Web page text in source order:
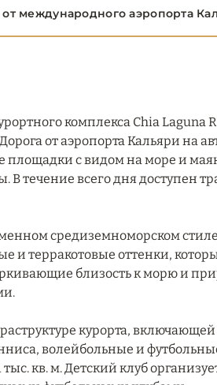
от международного аэропорта
комплекса Chia Laguna
от аэропорта Кальяри на
площадки с видом на море и
течение всего дня доступен
средиземноморском
и терракотовые оттенки,
близость к морю и
курорта, включающей
волейбольные и
кв. м. Детский клуб